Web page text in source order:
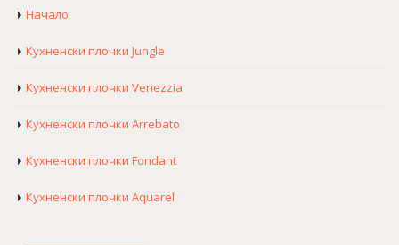
Начало
Кухненски плочки Jungle
Кухненски плочки Venezzia
Кухненски плочки Arrebato
Кухненски плочки Fondant
Кухненски плочки Aquarel